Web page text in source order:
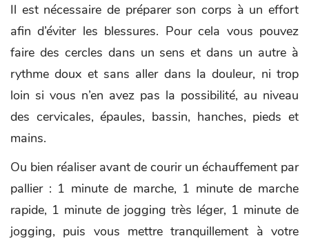
Il est nécessaire de préparer son corps à un effort
afin d’éviter les blessures. Pour cela vous pouvez
faire des cercles dans un sens et dans un autre à
rythme doux et sans aller dans la douleur, ni trop
loin si vous n’en avez pas la possibilité, au niveau
des cervicales, épaules, bassin, hanches, pieds et
mains.
Ou bien réaliser avant de courir un échauffement par
pallier : 1 minute de marche, 1 minute de marche
rapide, 1 minute de jogging très léger, 1 minute de
jogging, puis vous mettre tranquillement à votre